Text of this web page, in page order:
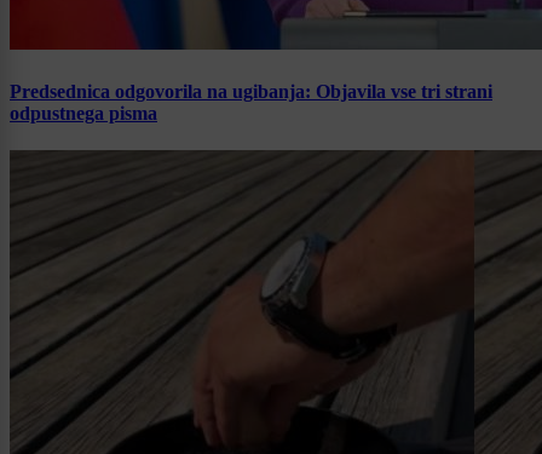
Predsednica odgovorila na ugibanja: Objavila vse tri strani
odpustnega pisma